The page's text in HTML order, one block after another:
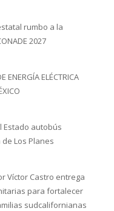
rumbo a la
2027
ENERGÍA ELÉCTRICA
Estado autobús
Los Planes
Víctor Castro entrega
para fortalecer
sudcalifornianas